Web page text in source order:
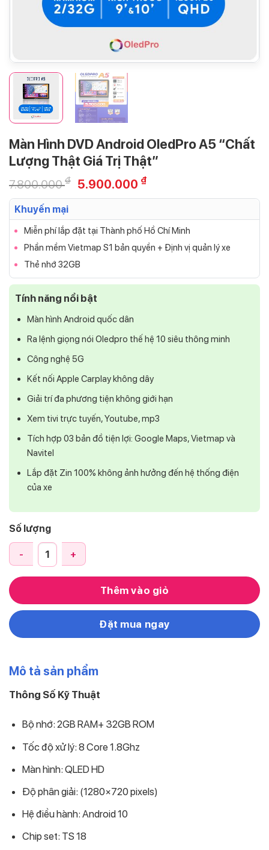
Màn Hình DVD Android OledPro A5 “Chất
Lượng Thật Giá Trị Thật”
7.800.000₫ 5.900.000 ₫
Khuyến mại
Miễn phí lắp đặt tại Thành phố Hồ Chí Minh
Phần mềm Vietmap S1 bản quyền + Định vị quản lý xe
Thẻ nhớ 32GB
Tính năng nổi bật
Màn hình Android quốc dân
Ra lệnh giọng nói Oledpro thế hệ 10 siêu thông minh
Công nghệ 5G
Kết nối Apple Carplay không dây
Giải trí đa phương tiện không giới hạn
Xem tivi trực tuyến, Youtube, mp3
Tích hợp 03 bản đồ tiện lợi: Google Maps, Vietmap và
Navitel
Lắp đặt Zin 100% không ảnh hưởng đến hệ thống điện
của xe
Số lượng
Thêm vào giỏ
Đặt mua ngay
Mô tả sản phẩm
Thông Số Kỹ Thuật
Bộ nhớ: 2GB RAM+ 32GB ROM
Tốc độ xử lý: 8 Core 1.8Ghz
Màn hình: QLED HD
Độ phân giải: (1280×720 pixels)
Hệ điều hành: Android 10
Chip set: TS 18